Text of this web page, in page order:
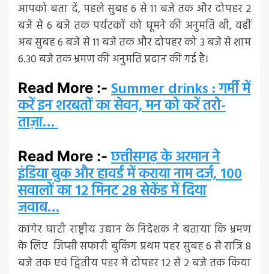
आपको बता दें, पहले सुबह 6 से 11 बजे तक और दोपहर 2
बजे से 6 बजे तक पर्यटकों को घूमने की अनुमति थी, वहीं
अब सुबह 6 बजे से 11 बजे तक और दोपहर को 3 बजे से शाम
6.30 बजे तक भ्रमण की अनुमति प्रदान की गई है।
Read More :- Summer drinks : गर्मी में
करें इन शरबतों का सेवन, मन को करें तरो-
ताज़ा…
Read More :-छत्तीसगढ़ के अरमान ने
इंडिया बुक और हावर्ड में कराया नाम दर्ज, 100
सवालों का 12 मिनट 28 सेकेंड में दिया
जवाब…
कांगेर घाटी राष्ट्रीय उद्यान के निदेशक ने बताया कि भ्रमण
के लिए जिप्सी सफारी बुकिंग प्रथम पहर सुबह 6 से रात्रि 8
बजे तक एवं द्वितीय पहर में दोपहर 12 से 2 बजे तक किया